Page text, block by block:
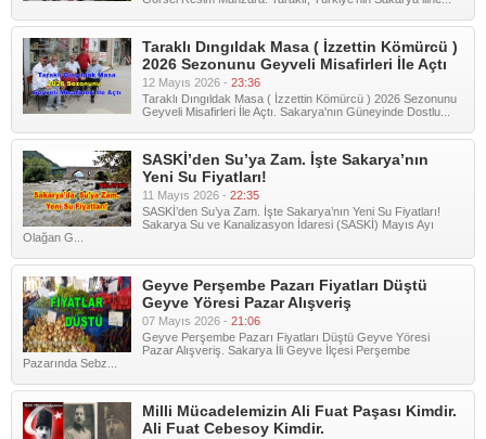
Taraklı Dıngıldak Masa ( İzzettin Kömürcü )
2026 Sezonunu Geyveli Misafirleri İle Açtı
12 Mayıs 2026 - 23:36
Taraklı Dıngıldak Masa ( İzzettin Kömürcü ) 2026 Sezonunu
Geyveli Misafirleri İle Açtı. Sakarya'nın Güneyinde Dostlu...
SASKİ’den Su’ya Zam. İşte Sakarya’nın
Yeni Su Fiyatları!
11 Mayıs 2026 - 22:35
SASKİ’den Su’ya Zam. İşte Sakarya’nın Yeni Su Fiyatları!
Sakarya Su ve Kanalizasyon İdaresi (SASKİ) Mayıs Ayı
Olağan G...
Geyve Perşembe Pazarı Fiyatları Düştü
Geyve Yöresi Pazar Alışveriş
07 Mayıs 2026 - 21:06
Geyve Perşembe Pazarı Fiyatları Düştü Geyve Yöresi
Pazar Alışveriş. Sakarya İli Geyve İlçesi Perşembe
Pazarında Sebz...
Milli Mücadelemizin Ali Fuat Paşası Kimdir.
Ali Fuat Cebesoy Kimdir.